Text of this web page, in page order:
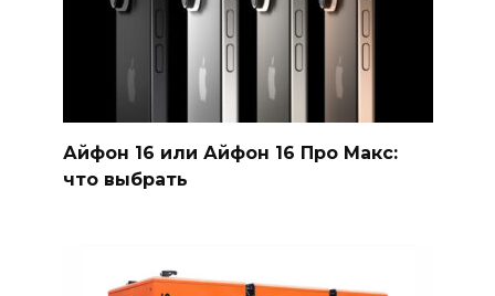
Айфон 16 или Айфон 16 Про Макс:
что выбрать